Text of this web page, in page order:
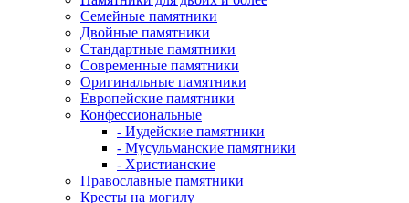
Семейные памятники
Двойные памятники
Стандартные памятники
Современные памятники
Оригинальные памятники
Европейские памятники
Конфессиональные
- Иудейские памятники
- Мусульманские памятники
- Христианские
Православные памятники
Кресты на могилу